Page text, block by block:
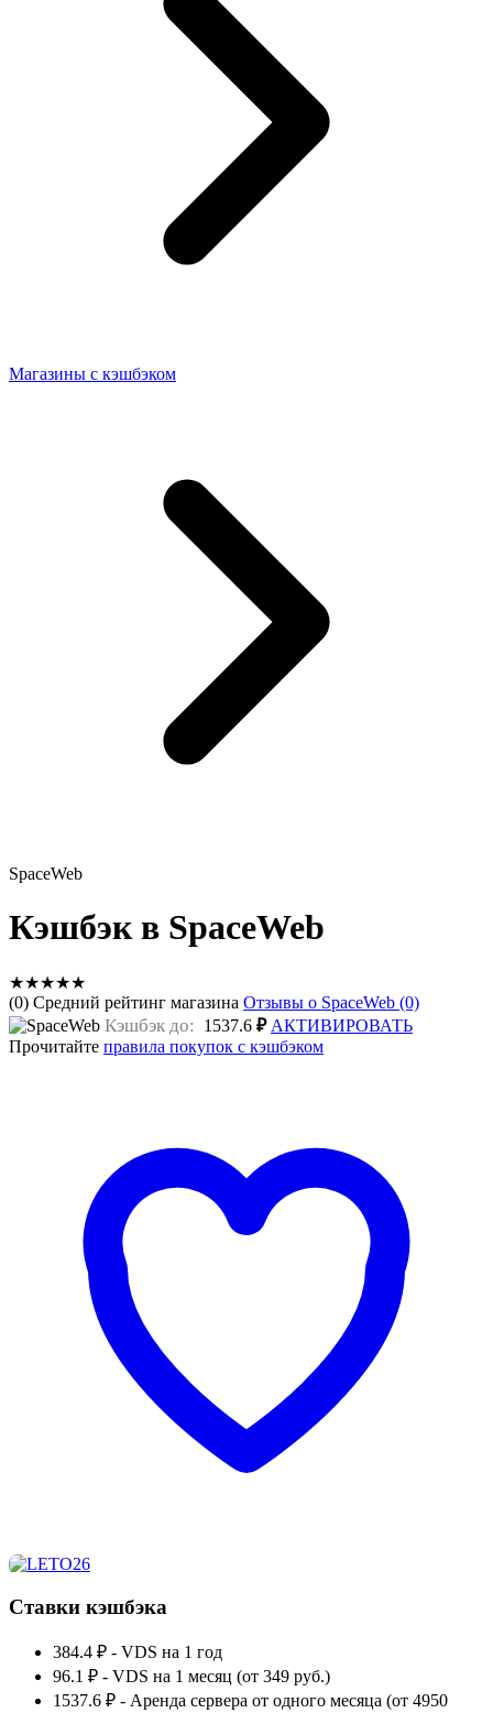
Магазины с кэшбэком
SpaceWeb
Кэшбэк в SpaceWeb
★★★★★
(0) Средний рейтинг магазина Отзывы о SpaceWeb (0)
Кэшбэк до: 1537.6 ₽ АКТИВИРОВАТЬ
Прочитайте правила покупок с кэшбэком
Ставки кэшбэка
384.4 ₽ - VDS на 1 год
96.1 ₽ - VDS на 1 месяц (от 349 руб.)
1537.6 ₽ - Аренда сервера от одного месяца (от 4950